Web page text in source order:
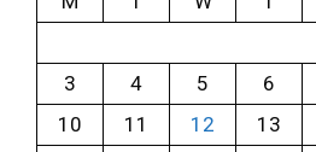
3
4 5 6
10
11 12 13